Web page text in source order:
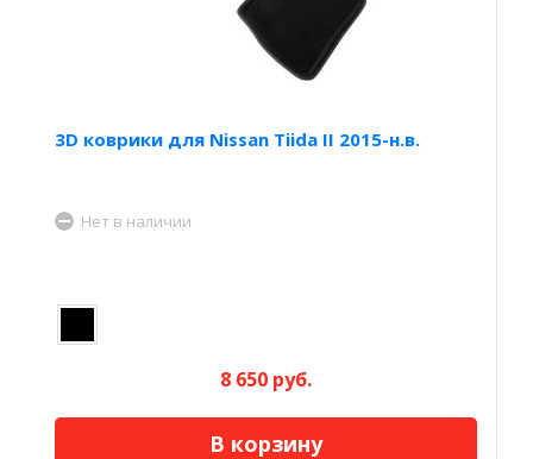
3D коврики для Nissan Tiida II 2015-н.в.
Нет в наличии
8 650 руб.
В корзину